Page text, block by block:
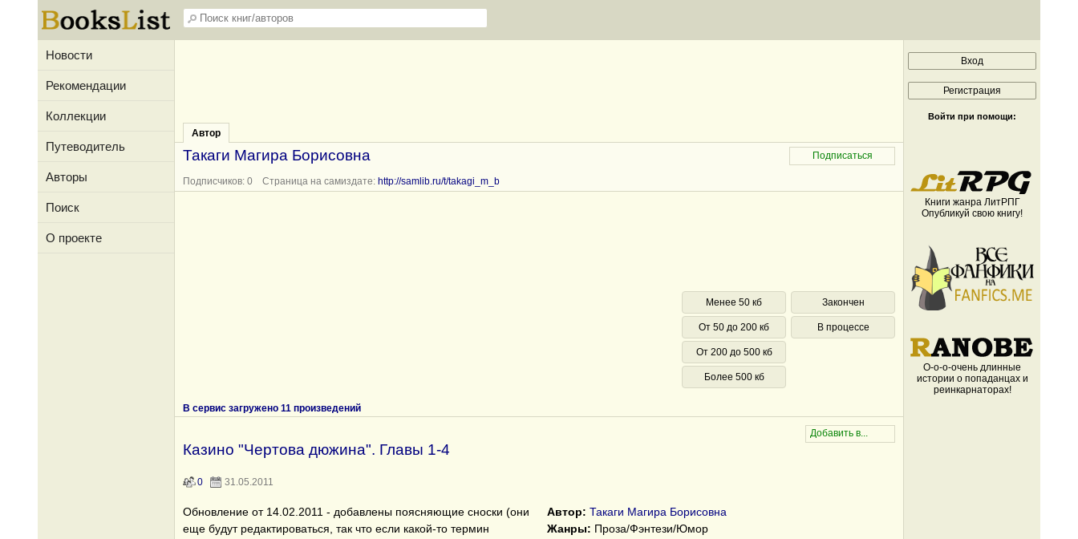
Новости
Рекомендации
Коллекции
Путеводитель
Авторы
Поиск
О проекте
Автор
Такаги Магира Борисовна
Подписчиков: 0 Страница на самиздате: http://samlib.ru/t/takagi_m_b
Менее 50 кб
От 50 до 200 кб
От 200 до 500 кб
Более 500 кб
Закончен
В процессе
В сервис загружено 11 произведений
Казино "Чертова дюжина". Главы 1-4
0 31.05.2011
Обновление от 14.02.2011 - добавлены поясняющие сноски (они
еще будут редактироваться, так что если какой-то термин
Автор: Такаги Магира Борисовна
Жанры: Проза/Фэнтези/Юмор
Войти при помощи:
Книги жанра ЛитРПГ
Опубликуй свою книгу!
О-о-о-очень длинные
истории о попаданцах и
реинкарнаторах!